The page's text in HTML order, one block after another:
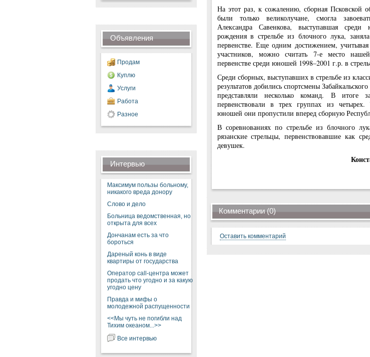
Объявления
Продам
Куплю
Услуги
Работа
Разное
Интервью
Максимум пользы больному,
никакого вреда донору
Слово и дело
Больница ведомственная, но
открыта для всех
Дончанам есть за что
бороться
Дареный конь в виде
квартиры от государства
Оператор call-центра может
продать что угодно и за какую
угодно цену
Правда и мифы о
молодежной распущенности
<<Мы чуть не погибли над
Тихим океаном...>>
Все интервью
На этот раз, к сожалению, сборная Псковской
были только великолучане, смогла
Александра Савенкова, выступавшая среди
рождения в стрельбе из блочного лука,
первенстве. Еще одним достижением, учитывая
участников, можно считать 7-е место
первенстве среди юношей 1998–2001 г.р. в
Среди сборных, выступавших в стрельбе из
результатов добились спортсмены
представляли несколько команд. В итоге
первенствовали в трех группах из четырех.
юношей они пропустили вперед сборную
В соревнованиях по стрельбе из блочного
рязанские стрельцы, первенствовавшие как
девушек.
Комментарии (0)
Оставить комментарий